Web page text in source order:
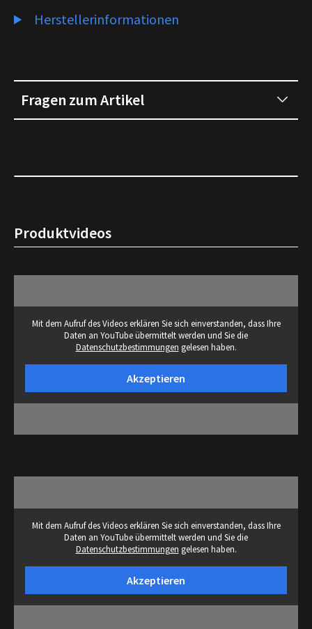
Herstellerinformationen
Fragen zum Artikel
Produktvideos
Mit dem Aufruf des Videos erklären Sie sich einverstanden, dass Ihre
Daten an YouTube übermittelt werden und Sie die
Datenschutzbestimmungen gelesen haben.
Akzeptieren
Mit dem Aufruf des Videos erklären Sie sich einverstanden, dass Ihre
Daten an YouTube übermittelt werden und Sie die
Datenschutzbestimmungen gelesen haben.
Akzeptieren